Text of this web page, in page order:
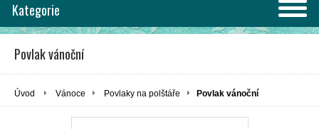
Kategorie
Povlak vánoční
Úvod Vánoce Povlaky na polštáře Povlak vánoční